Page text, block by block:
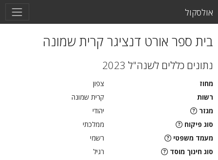
אולסקול
בית ספר אורט דנציגר קרית שמונה
נתונים כללים לשנה"ל 2023
מחוז
צפון
רשות
קרית שמונה
מגזר
יהודי
סוג פיקוח
ממלכתי
מעמד משפטי
רשמי
סוג חינוך מוסד
רגיל